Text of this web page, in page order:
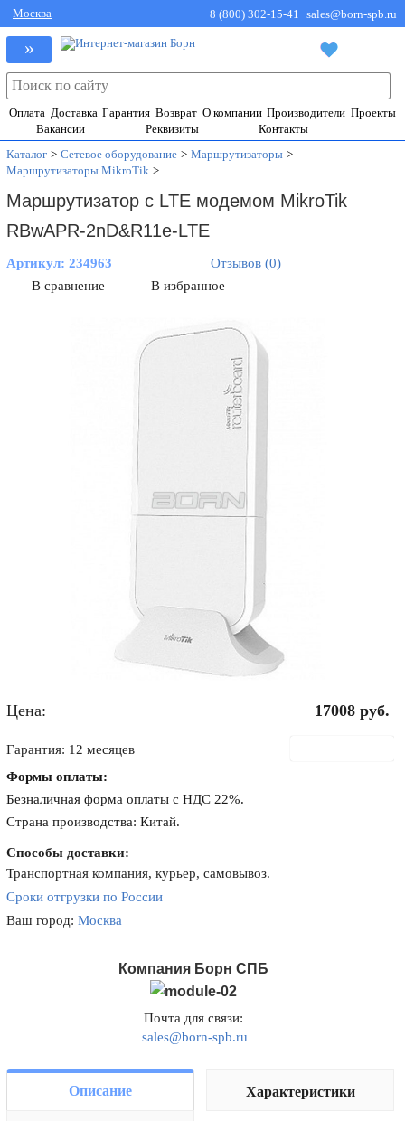
Москва 8 (800) 302-15-41 sales@born-spb.ru
»
Оплата Доставка Гарантия Возврат О компании Производители Проекты
Вакансии
Реквизиты
Контакты
Каталог > Сетевое оборудование > Маршрутизаторы >
Маршрутизаторы MikroTik >
Маршрутизатор с LTE модемом MikroTik
RBwAPR-2nD&R11e-LTE
Артикул:234963
Отзывов (0)
В сравнение
В избранное
Цена: 17008 руб.
Гарантия: 12 месяцев
Формы оплаты:
Безналичная форма оплаты с НДС 22%.
Страна производства: Китай.
Способы доставки:
Транспортная компания, курьер, самовывоз.
Сроки отгрузки по России
Ваш город:Москва
Компания Борн СПБ
Почта для связи:
sales@born-spb.ru
Описание Характеристики